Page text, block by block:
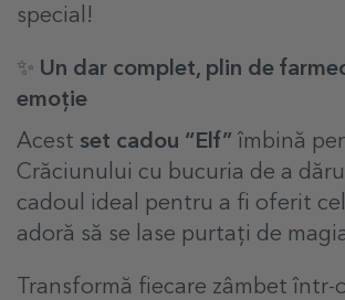
special!
✨ Un dar complet, plin de
emoție
Acest set cadou “Elf” îmbină
Crăciunului cu bucuria de a
cadoul ideal pentru a fi oferit
adoră să se lase purtați de
Transformă fiecare zâmbet într-